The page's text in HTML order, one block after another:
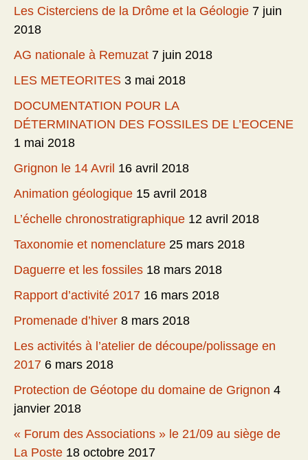
Les Cisterciens de la Drôme et la Géologie 7 juin
2018
AG nationale à Remuzat 7 juin 2018
LES METEORITES 3 mai 2018
DOCUMENTATION POUR LA
DÉTERMINATION DES FOSSILES DE L’EOCENE
1 mai 2018
Grignon le 14 Avril 16 avril 2018
Animation géologique 15 avril 2018
L’échelle chronostratigraphique 12 avril 2018
Taxonomie et nomenclature 25 mars 2018
Daguerre et les fossiles 18 mars 2018
Rapport d’activité 2017 16 mars 2018
Promenade d’hiver 8 mars 2018
Les activités à l’atelier de découpe/polissage en
2017 6 mars 2018
Protection de Géotope du domaine de Grignon 4
janvier 2018
« Forum des Associations » le 21/09 au siège de
La Poste 18 octobre 2017